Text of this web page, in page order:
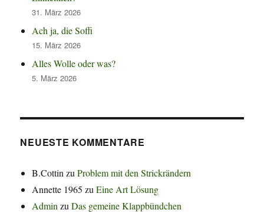
31. März 2026
Ach ja, die Soffi
15. März 2026
Alles Wolle oder was?
5. März 2026
NEUESTE KOMMENTARE
B.CottinzuProblem mit den Strickrändern
Annette 1965 zuEine Art Lösung
AdminzuDas gemeine Klappbündchen